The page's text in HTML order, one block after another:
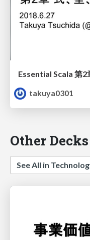
takuya0301
Other
See All in